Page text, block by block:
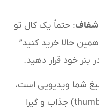
: حتماً یک کال تو
حالا خرید کنید”
بنر خود قرار دهید.
شما ویدیویی است،
مطمئن شوید که یک کاور (thumbnail) جذاب و گیرا